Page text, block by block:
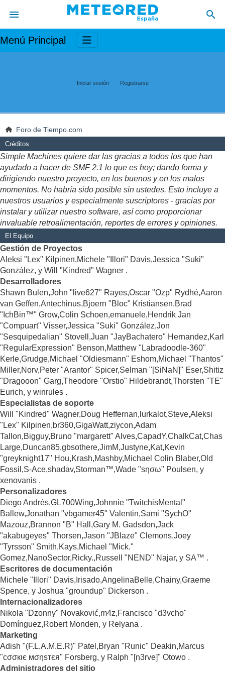
Menú Principal
Iniciar sesión Registrarse
Foro de Tiempo.com
Créditos
Simple Machines quiere dar las gracias a todos los que han
ayudado a hacer de SMF 2.1 lo que es hoy; dando forma y
dirigiendo nuestro proyecto, en los buenos y en los malos
momentos. No habría sido posible sin ustedes. Esto incluye a
nuestros usuarios y especialmente suscriptores - gracias por
instalar y utilizar nuestro software, así como proporcionar
invaluable retroalimentación, reportes de errores y opiniones.
El Equipo
Gestión de Proyectos
Aleksi "Lex" Kilpinen,Michele "Illori" Davis,Jessica "Suki"
González, y Will "Kindred" Wagner .
Desarrolladores
Shawn Bulen,John "live627" Rayes,Oscar "Ozp" Rydhé,Aaron
van Geffen,Antechinus,Bjoern "Bloc" Kristiansen,Brad
"IchBin™" Grow,Colin Schoen,emanuele,Hendrik Jan
"Compuart" Visser,Jessica "Suki" González,Jon
"Sesquipedalian" Stovell,Juan "JayBachatero" Hernandez,Karl
"RegularExpression" Benson,Matthew "Labradoodle-360"
Kerle,Grudge,Michael "Oldiesmann" Eshom,Michael "Thantos"
Miller,Norv,Peter "Arantor" Spicer,Selman "[SiNaN]" Eser,Shitiz
"Dragooon" Garg,Theodore "Orstio" Hildebrandt,Thorsten "TE"
Eurich, y winrules .
Especialistas de soporte
Will "Kindred" Wagner,Doug Heffernan,lurkalot,Steve,Aleksi
"Lex" Kilpinen,br360,GigaWatt,ziycon,Adam
Tallon,Bigguy,Bruno "margarett" Alves,CapadY,ChalkCat,Chas
Large,Duncan85,gbsothere,JimM,Justyne,Kat,Kevin
"greyknight17" Hou,Krash,Mashby,Michael Colin Blaber,Old
Fossil,S-Ace,shadav,Storman™,Wade "sησω" Poulsen, y
xenovanis .
Personalizadores
Diego Andrés,GL700Wing,Johnnie "TwitchisMental"
Ballew,Jonathan "vbgamer45" Valentin,Sami "SychO"
Mazouz,Brannon "B" Hall,Gary M. Gadsdon,Jack
"akabugeyes" Thorsen,Jason "JBlaze" Clemons,Joey
"Tyrsson" Smith,Kays,Michael "Mick."
Gomez,NanoSector,Ricky.,Russell "NEND" Najar, y SA™ .
Escritores de documentación
Michele "Illori" Davis,Irisado,AngelinaBelle,Chainy,Graeme
Spence, y Joshua "groundup" Dickerson .
Internacionalizadores
Nikola "Dzonny" Novaković,m4z,Francisco "d3vcho"
Domínguez,Robert Monden, y Relyana .
Marketing
Adish "(F.L.A.M.E.R)" Patel,Bryan "Runic" Deakin,Marcus
"cσσкιє мσηѕтєя" Forsberg, y Ralph "[n3rve]" Otowo .
Administradores del sitio